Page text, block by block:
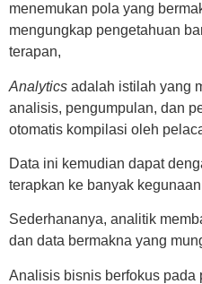
menemukan pola yang
mengungkap pengetahuan
terapan,
Analytics adalah istilah yang
analisis, pengumpulan, dan
otomatis kompilasi oleh
Data ini kemudian dapat
terapkan ke banyak
Sederhananya, analitik
dan data bermakna yang
Analisis bisnis berfokus pada